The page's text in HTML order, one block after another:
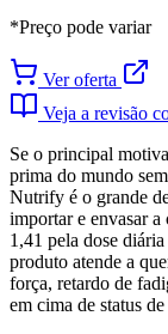
*Preço pode variar
Ver oferta
Veja a revisão
Se o principal
prima do mundo
Nutrify é o grande
importar e envasar
1,41 pela dose
produto atende a
força, retardo de
em cima de status